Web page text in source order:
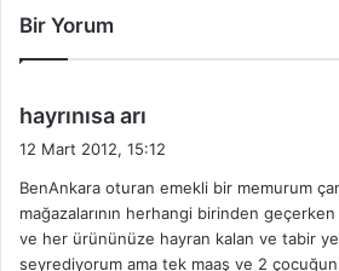
Bir Yorum
hayrınısa arı
e
i
k
i
12 Mart 2012, 15:12
BenAnkara oturan emekli bir memurum
mağazalarının herhangi birinden
ve her ürününüze hayran kalan ve tabir
seyrediyorum ama tek maaş ve 2